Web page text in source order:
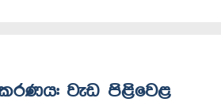
වැඩ පිළිවෙළ